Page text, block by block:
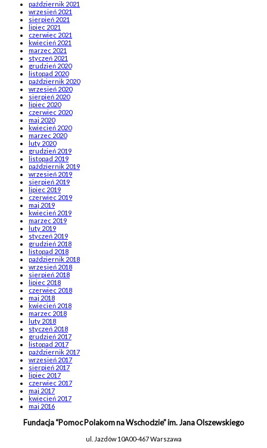
październik 2021
wrzesień 2021
sierpień 2021
lipiec 2021
czerwiec 2021
kwiecień 2021
marzec 2021
styczeń 2021
grudzień 2020
listopad 2020
październik 2020
wrzesień 2020
sierpień 2020
lipiec 2020
czerwiec 2020
maj 2020
kwiecień 2020
marzec 2020
luty 2020
grudzień 2019
listopad 2019
październik 2019
wrzesień 2019
sierpień 2019
lipiec 2019
czerwiec 2019
maj 2019
kwiecień 2019
marzec 2019
luty 2019
styczeń 2019
grudzień 2018
listopad 2018
październik 2018
wrzesień 2018
sierpień 2018
lipiec 2018
czerwiec 2018
maj 2018
kwiecień 2018
marzec 2018
luty 2018
styczeń 2018
grudzień 2017
listopad 2017
październik 2017
wrzesień 2017
sierpień 2017
lipiec 2017
czerwiec 2017
maj 2017
kwiecień 2017
maj 2016
Fundacja “Pomoc Polakom na Wschodzie” im. Jana Olszewskiego
ul. Jazdów 10A00-467 Warszawa